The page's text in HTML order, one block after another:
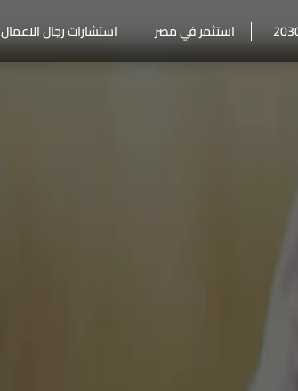
استثمر في مصر استشارات رجال الاعمال